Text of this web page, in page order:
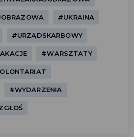
#UKRAINA
#URZĄDSKARBOWY
#WARSZTATY
#WYDARZENIA